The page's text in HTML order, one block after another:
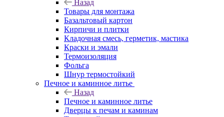
Назад
Товары для монтажа
Базальтовый картон
Кирпичи и плитки
Кладочная смесь, герметик, мастика
Краски и эмали
Термоизоляция
Фольга
Шнур термостойкий
Печное и каминное литье
Назад
Печное и каминное литье
Дверцы к печам и каминам